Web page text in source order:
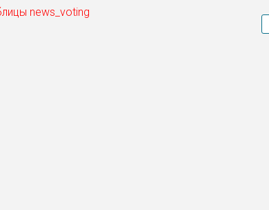
news_voting